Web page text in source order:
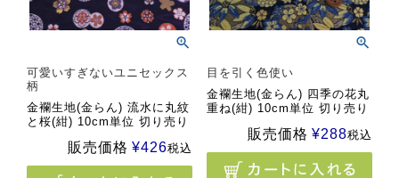
可愛いすぎないユニセックス
柄
金襴生地(金らん) 流水に丸紋
と桜(紺) 10cm単位 切り売り
販売価格 ¥426税込
目を引く色使い
金襴生地(金らん) 四季の花丸
重ね(紺) 10cm単位 切り売り
販売価格 ¥288税込